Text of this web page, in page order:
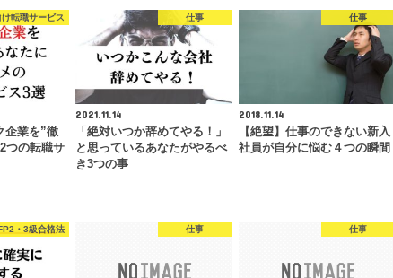
転職サービス
企業を”徹
つの転職サ
仕事
2021.11.14
「絶対いつか辞めてやる！」
と思っているあなたがやるべ
き3つの事
仕事
2018.11.14
【絶望】仕事のできない新入
社員が自分に悩む４つの瞬間
・3級合格法 仕事 仕事